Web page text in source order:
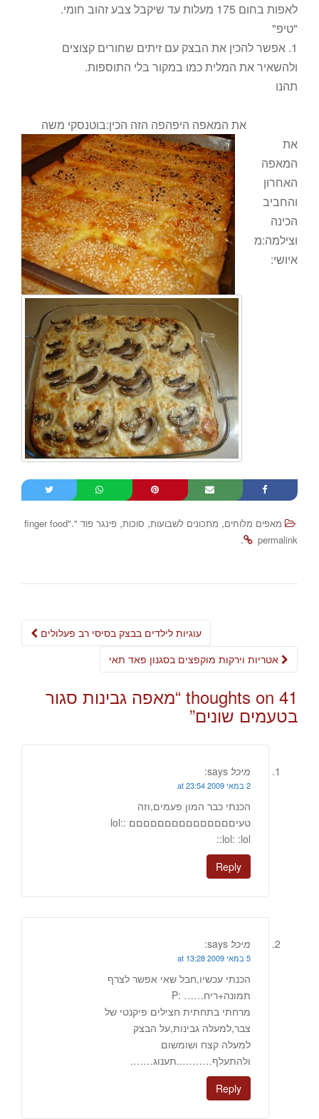
לאפות בחום 175 מעלות עד שיקבל צבע זהוב חומי.
"טיפ"
1. אפשר להכין את הבצק עם זיתים שחורים קצוצים
ולהשאיר את המלית כמו במקור בלי התוספות.
תהנו
את המאפה היפהפה הזה הכין:בוטנסקי משה
את
המאפה
האחרון
והחביב
הכינה
וצילמה:מ
איושי:
מאפים מלוחים, מתכונים לשבועות, סוכות, פינגר פוד "finger food".
permalink
.
Post
navigation
עוגיות לילדים בבצק בסיסי רב פעלולים
41 thoughts on “ מאפה גבינות סגור
בטעמים שונים”
מיכל says:
2 במאי 2009 at 23:54
הכנתי כבר המון פעמים,וזה
טעיםםםםםםםםםםםםםםם :lol:
:lol: :lol:
Reply
מיכל says:
5 במאי 2009 at 13:28
הכנתי עכשיו,חבל שאי אפשר לצרף
תמונה+ריח…… :P
מרחתי בתחתית חצילים פיקנטי של
צבר,למעלה גבינות,על הבצק
למעלה קצח ושומשום
ולהתעלף………..תענוג…….
Reply